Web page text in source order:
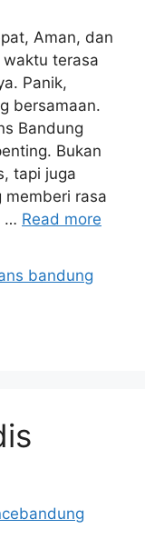
Aman, dan
terasa
Panik,
bersamaan.
Bandung
Bukan
tapi juga
memberi rasa
… Read more
bandung